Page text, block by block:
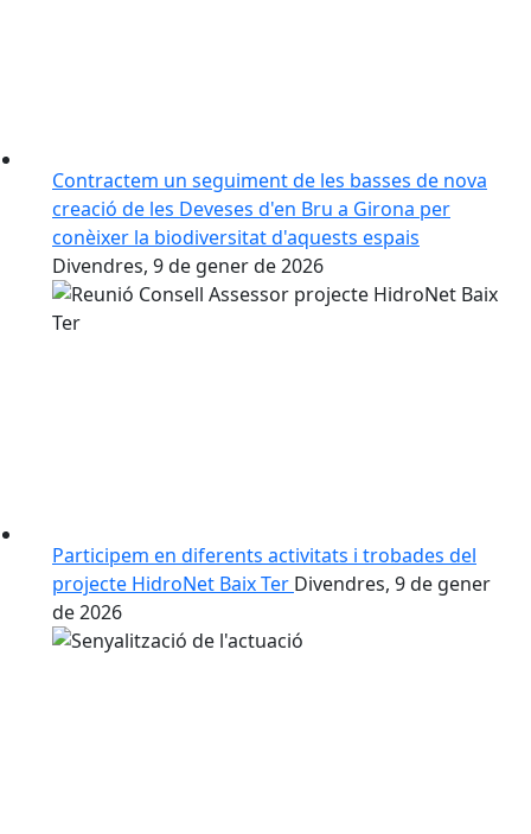
Contractem un seguiment de les basses de nova
creació de les Deveses d'en Bru a Girona per
conèixer la biodiversitat d'aquests espais
Divendres, 9 de gener de 2026
Participem en diferents activitats i trobades del
projecte HidroNet Baix Ter Divendres, 9 de gener
de 2026